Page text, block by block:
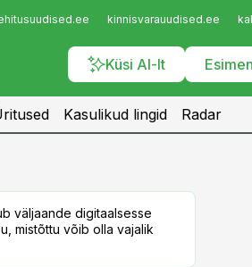
kinnisvarauudised.ee
Küsi AI-lt
Kasulikud lingid Radar
väljaande digitaalsesse
mistõttu võib olla vajalik